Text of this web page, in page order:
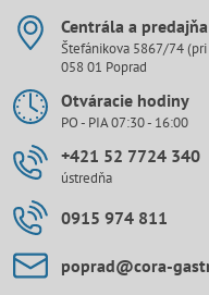
Centrála a
Štefánikova 5867/74 (pri
058 01 Poprad
Otváracie hodiny
PO - PIA 07:30 - 16:00
+421 52 7724 340
ústredňa
0915 974 811
poprad​@cora-